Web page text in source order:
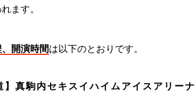
ます。
開演時間は以下のとおりです。
】真駒内セキスイハイムアイスアリーナ